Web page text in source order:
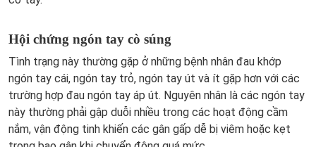
Hội chứng ngón tay cò súng
Tình trạng này thường gặp ở những bệnh nhân đau khớp
ngón tay cái, ngón tay trỏ, ngón tay út và ít gặp hơn với các
trường hợp đau ngón tay áp út. Nguyên nhân là các ngón tay
này thường phải gập duỗi nhiều trong các hoạt động cầm
nắm, vận động tinh khiến các gân gấp dễ bị viêm hoặc kẹt